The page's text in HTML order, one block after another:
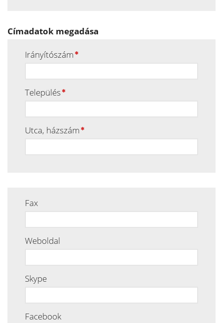
Címadatok megadása
Irányítószám
Település
Utca, házszám
Fax
Weboldal
Skype
Facebook